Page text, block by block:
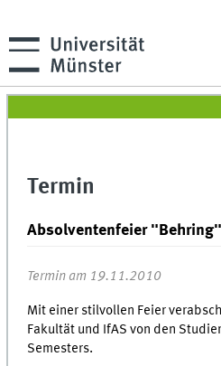
Termin
Absolventenfeier
Termin am 19.11.2010
Mit einer stilvollen Feier
Fakultät und IfAS von den
Semesters.